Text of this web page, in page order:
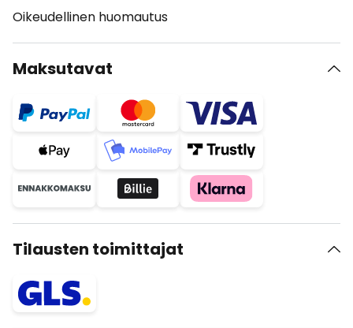
Oikeudellinen huomautus
Maksutavat
Tilausten toimittajat